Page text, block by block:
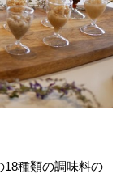
18種類の調味料の